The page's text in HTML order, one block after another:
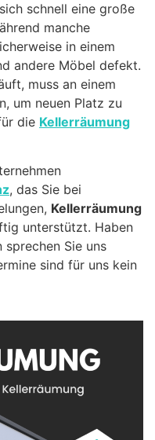
schnell eine große
manche
in einem
andere Möbel defekt.
muss an einem
um neuen Platz zu
die Kellerräumung
, das Sie bei
Kellerräumung
unterstützt. Haben
sprechen Sie uns
sind für uns kein